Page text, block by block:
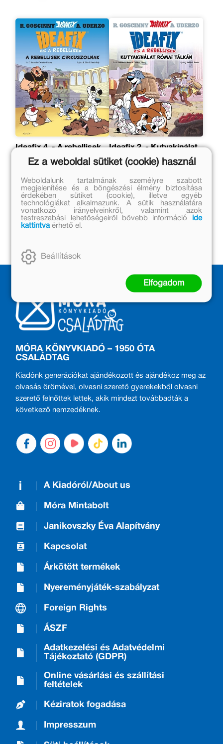
Ideafix 4. - A rebellisek
Eredeti ár:
2 999 Ft
Online ár:
2 459 Ft
Ideafix 2. - Kutyakínálat
H. Benedetti, M. Coulon, N.
Eredeti ár:
2 999 Ft
Online ár:
MÓRA KÖNYVKIADÓ – 1950 ÓTA
CSALÁDTAG
Kiadónk generációkat ajándékozott és ajándékoz meg az
olvasás örömével, olvasni szerető gyerekekből olvasni
szerető felnőttek lettek, akik mindezt továbbadták a
következő nemzedéknek.
A Kiadóról/About us
Móra Mintabolt
Janikovszky Éva Alapítvány
Kapcsolat
Árkötött termékek
Nyereményjáték-szabályzat
Foreign Rights
ÁSZF
Adatkezelési és Adatvédelmi
Tájékoztató (GDPR)
Online vásárlási és szállítási
feltételek
Kéziratok fogadása
Impresszum
Ez a weboldal sütiket (cookie) használ
Weboldalunk tartalmának személyre szabott
megjelenítése és a böngészési élmény biztosítása
érdekében sütiket (cookie), illetve egyéb
technológiákat alkalmazunk. A sütik használatára
vonatkozó irányelveinkről, valamint azok
testreszabási lehetőségeiről bővebb információ
ide
kattintvaérhető el.
Beállítások
Elfogadom